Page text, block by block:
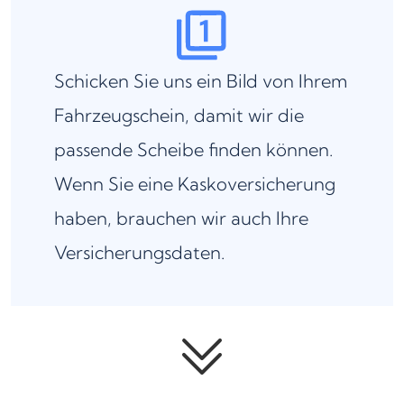
Schicken Sie uns ein Bild von Ihrem
Fahrzeugschein, damit wir die
passende Scheibe finden können.
Wenn Sie eine Kaskoversicherung
haben, brauchen wir auch Ihre
Versicherungsdaten.